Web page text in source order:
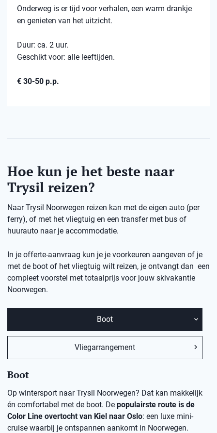
Onderweg is er tijd voor verhalen, een warm drankje
en genieten van het uitzicht.
Duur: ca. 2 uur.
Geschikt voor: alle leeftijden.
€ 30-50 p.p.
Hoe kun je het beste naar
Trysil reizen?
Naar Trysil Noorwegen reizen kan met de eigen auto (per
ferry), of met het vliegtuig en een transfer met bus of
huurauto naar je accommodatie.
In je offerte-aanvraag kun je je voorkeuren aangeven of je
met de boot of het vliegtuig wilt reizen, je ontvangt dan een
compleet voorstel met totaalprijs voor jouw skivakantie
Noorwegen.
Boot
Vliegarrangement
Boot
Op wintersport naar Trysil Noorwegen? Dat kan makkelijk
én comfortabel met de boot. De populairste route is de
Color Line overtocht van Kiel naar Oslo: een luxe mini-
cruise waarbij je ontspannen aankomt in Noorwegen.